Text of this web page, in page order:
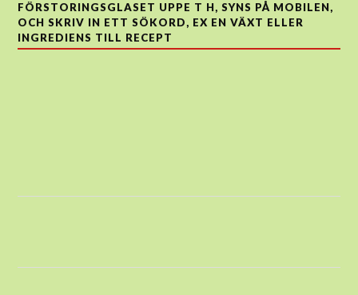
FÖRSTORINGSGLASET UPPE T H, SYNS PÅ MOBILEN,
OCH SKRIV IN ETT SÖKORD, EX EN VÄXT ELLER
INGREDIENS TILL RECEPT